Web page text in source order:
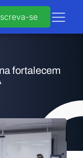
se
fortalecem